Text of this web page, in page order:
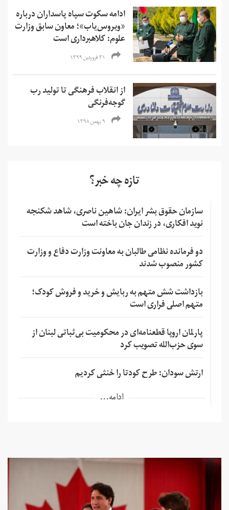
ادامه سکوت سپاه پاسداران درباره
«ویروس‌یاب»؛‌ معاون سابق وزارت
علوم:‌ کلاهبرداری است
۳۱ فروردین ۱۳۹۹
از انقلاب فرهنگی تا تولید رب
گوجه‌فرنگی
۹ بهمن ۱۳۹۸
تازه چه خبر؟
سازمان حقوق بشر ایران: شاهین ناصری، شاهد شکنجه
نوید افکاری، در زندان جان باخته است
دو فرمانده نظامی طالبان به معاونت وزارت دفاع و وزارت
کشور منصوب شدند
بازداشت شش متهم به ربایش و خرید و فروش کودک؛
متهم اصلی فراری است
پارلمان اروپا قطعنامه‌ای در محکومیت بی‌ثباتی لبنان از
سوی حزب‌الله تصویب کرد
ارتش سودان: طرح کودتا را خنثی کردیم
ادامه...